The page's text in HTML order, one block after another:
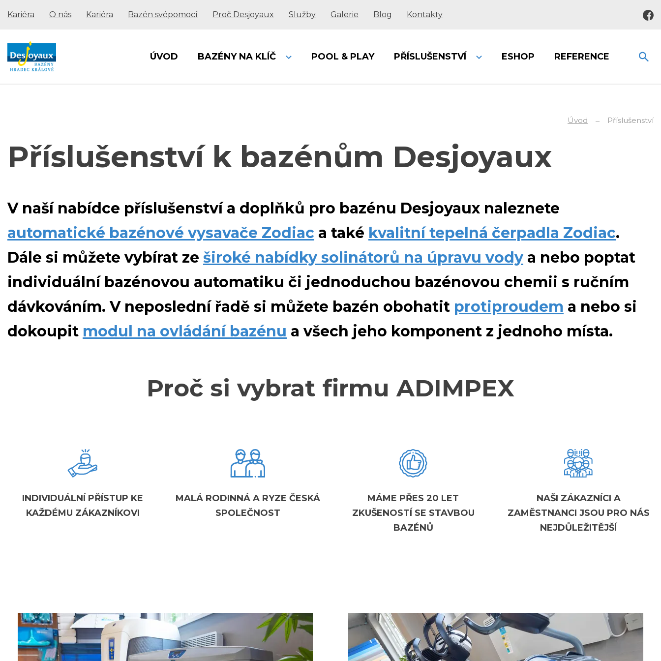
Kariéra O nás Kariéra Bazén svépomocí Proč Desjoyaux Služby Galerie Blog Kontakty
ÚVOD BAZÉNY NA KLÍČ POOL & PLAY PŘÍSLUŠENSTVÍ ESHOP REFERENCE
Úvod Příslušenství
Příslušenství k bazénům Desjoyaux
V naší nabídce příslušenství a doplňků pro bazénu Desjoyaux naleznete
automatické bazénové vysavače Zodiac a také kvalitní tepelná čerpadla Zodiac.
Dále si můžete vybírat ze široké nabídky solinátorů na úpravu vody a nebo poptat
individuální bazénovou automatiku či jednoduchou bazénovou chemii s ručním
dávkováním. V neposlední řadě si můžete bazén obohatit protiproudem a nebo si
dokoupit modul na ovládání bazénu a všech jeho komponent z jednoho místa.
Proč si vybrat firmu ADIMPEX
INDIVIDUÁLNÍ PŘÍSTUP KE
KAŽDÉMU ZÁKAZNÍKOVI
MALÁ RODINNÁ A RYZE ČESKÁ
SPOLEČNOST
MÁME PŘES 20 LET
ZKUŠENOSTÍ SE STAVBOU
BAZÉNŮ
NAŠI ZÁKAZNÍCI A
ZAMĚSTNANCI JSOU PRO NÁS
NEJDŮLEŽITĚJŠÍ